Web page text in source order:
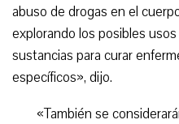
abuso de drogas en el
explorando los posibles
sustancias para curar
específicos», dijo.
«También se